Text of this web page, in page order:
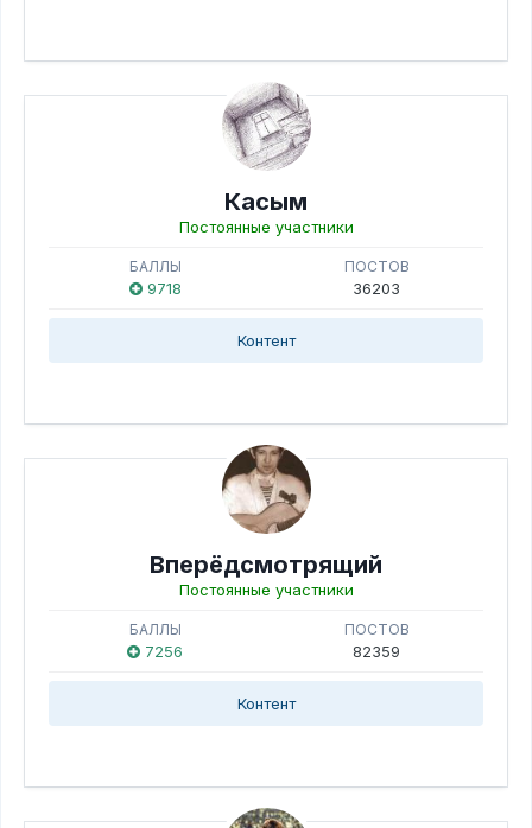
Касым
Постоянные участники
БАЛЛЫ
9718
ПОСТОВ
36203
Контент
Вперёдсмотрящий
Постоянные участники
БАЛЛЫ
7256
ПОСТОВ
82359
Контент